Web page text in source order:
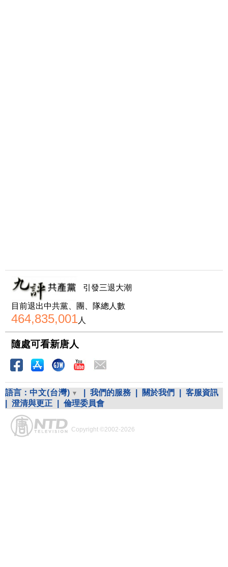
引發三退大潮
目前退出中共黨、團、隊總人數
464,835,001人
隨處可看新唐人
語言： 中文(台灣) 我們的服務 關於我們
客服資訊
澄清與更正 倫理委員會
Copyright ©2002-2026